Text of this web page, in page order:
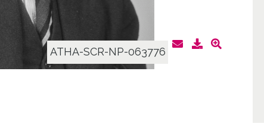
ATHA-SCR-NP-063776